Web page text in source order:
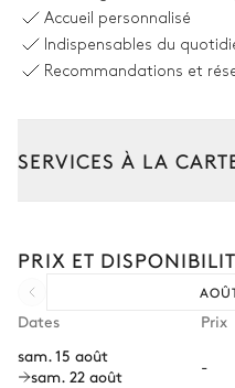
Maison 1 Salle à
Table
10 places
Terrain de pétanque
Accueil personnalisé
Indispensables du
Recommandations et
SERVICES À LA
Transfert à l'arrivée et au
Courses livrées avant
Chef à domicile
PRIX ET
Dates
Prix
sam. 15 août
sam. 22 août
-